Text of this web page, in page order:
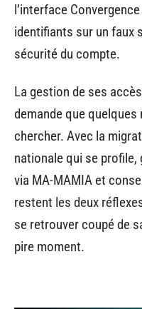
l’interface
identifiants sur un faux
sécurité du compte.
La gestion de ses
demande que
chercher. Avec la
nationale qui se
via MA-MAMIA et
restent les deux
se retrouver coupé de
pire moment.